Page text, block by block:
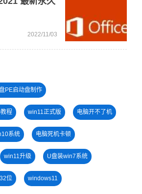
2022/11/03
PE启动盘制作
程 win11正式版 电脑开不了机
系统 电脑死机卡顿
win11升级 U盘装win7系统
位 windows11